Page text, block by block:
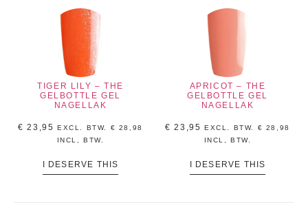
TIGER LILY – THE
GELBOTTLE GEL
NAGELLAK
€ 23,95 EXCL. BTW. € 28,98
INCL, BTW.
I DESERVE THIS
APRICOT – THE
GELBOTTLE GEL
NAGELLAK
€ 23,95 EXCL. BTW. € 28,98
INCL, BTW.
I DESERVE THIS